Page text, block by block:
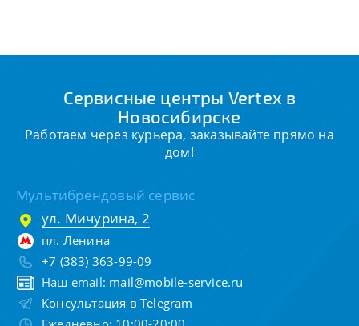
Сервисные центры Vertex в
Новосибирске
Работаем через курьера, заказывайте прямо на
дом!
Мультибрендовый сервис
ул. Мичурина, 2
пл. Ленина
+7 (383) 363-99-09
Наш email: mail@mobile-service.ru
Консультация в Telegram